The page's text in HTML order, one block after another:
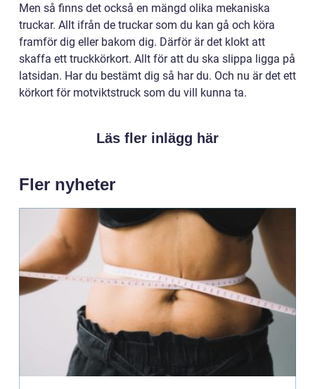
Men så finns det också en mängd olika mekaniska
truckar. Allt ifrån de truckar som du kan gå och köra
framför dig eller bakom dig. Därför är det klokt att
skaffa ett truckkörkort. Allt för att du ska slippa ligga på
latsidan. Har du bestämt dig så har du. Och nu är det ett
körkort för motviktstruck som du vill kunna ta.
Läs fler inlägg här
Fler nyheter